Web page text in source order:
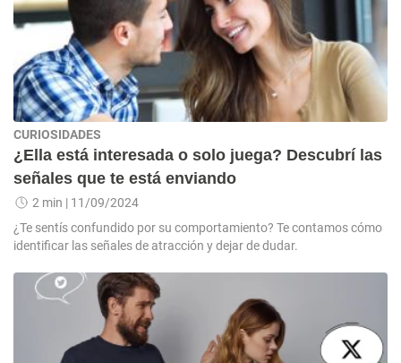
CURIOSIDADES
¿Ella está interesada o solo juega? Descubrí las
señales que te está enviando
2 min | 11/09/2024
¿Te sentís confundido por su comportamiento? Te contamos cómo
identificar las señales de atracción y dejar de dudar.